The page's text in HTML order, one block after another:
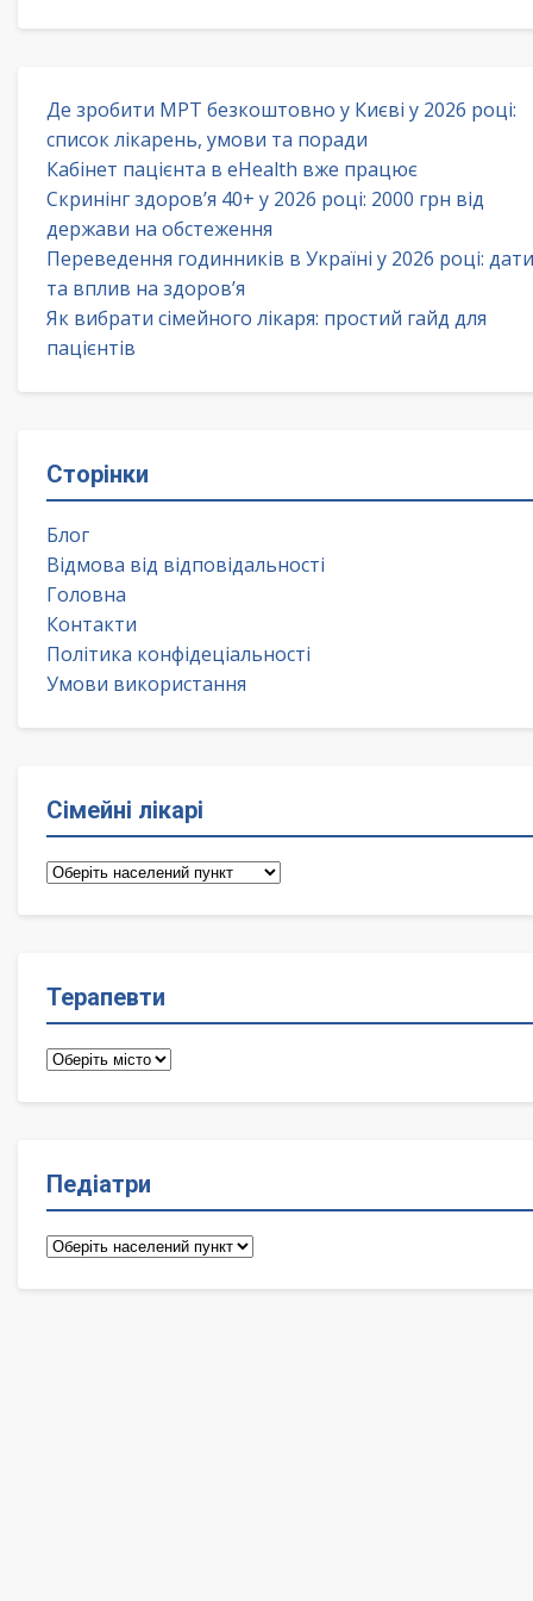
Де зробити МРТ безкоштовно у Києві у 2026 році:
список лікарень, умови та поради
Кабінет пацієнта в eHealth вже працює
Скринінг здоров’я 40+ у 2026 році: 2000 грн від
держави на обстеження
Переведення годинників в Україні у 2026 році: дати
та вплив на здоров’я
Як вибрати сімейного лікаря: простий гайд для
пацієнтів
Сторінки
Блог
Відмова від відповідальності
Головна
Контакти
Політика конфідеціальності
Умови використання
Сімейні лікарі
Сімейні
Терапевти
Терапевти
Педіатри
Педіатри